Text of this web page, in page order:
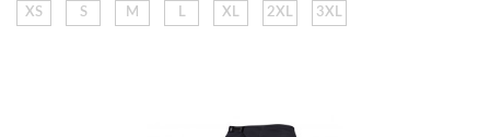
XS S M L XL 2XL 3XL